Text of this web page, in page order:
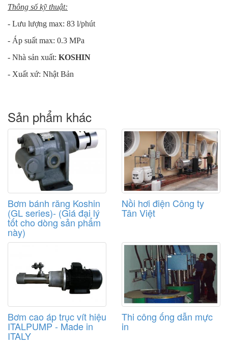
OBERDORFER - Series N9000
ULTRASONIC LEVEL TRANSMITTER, SWITCH &
CONTROLLER - ECHOPOD DL24
ULTRASONIC LEVEL TRANSMITTER, SWITCH &
CONTROLLER - ECHOPOD DL34
Thông số kỹ thuật:
- Lưu lượng max: 83 l/phút
- Áp suất max: 0.3 MPa
- Nhà sản xuất: KOSHIN
- Xuất xứ: Nhật Bản
Sản phẩm khác
Bơm bánh răng Koshin
(GL series)- (Giá đại lý
tốt cho dòng sản phẩm
này)
Nồi hơi điện Công ty
Tân Việt
Bơm cao áp trục vít hiệu
ITALPUMP - Made in
ITALY
Thi công ống dẫn mực
in